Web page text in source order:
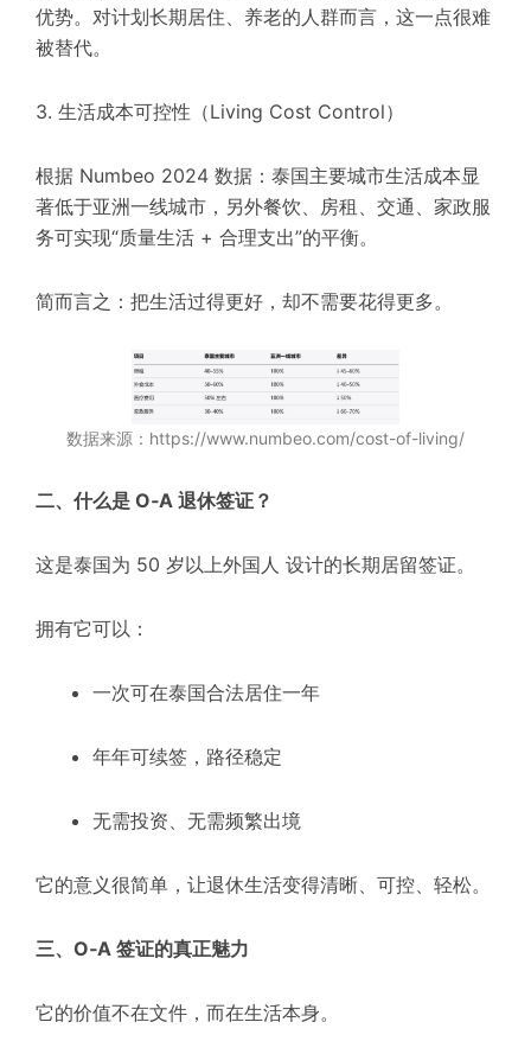
优势。对计划长期居住、养老的人群而言，这一点很难
被替代。
3. 生活成本可控性（Living Cost Control）
根据 Numbeo 2024 数据：泰国主要城市生活成本显
著低于亚洲一线城市，另外餐饮、房租、交通、家政服
务可实现“质量生活 + 合理支出”的平衡。
简而言之：把生活过得更好，却不需要花得更多。
数据来源：https://www.numbeo.com/cost-of-living/
二、什么是 O‑A 退休签证？
这是泰国为 50 岁以上外国人 设计的长期居留签证。
拥有它可以：
一次可在泰国合法居住一年
年年可续签，路径稳定
无需投资、无需频繁出境
它的意义很简单，让退休生活变得清晰、可控、轻松。
三、O‑A 签证的真正魅力
它的价值不在文件，而在生活本身。